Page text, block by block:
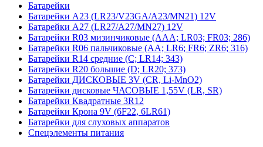
Батарейки
Батарейки A23 (LR23/V23GA/A23/MN21) 12V
Батарейки A27 (LR27/A27/MN27) 12V
Батарейки R03 мизинчиковые (AAA; LR03; FR03; 286)
Батарейки R06 пальчиковые (AA; LR6; FR6; ZR6; 316)
Батарейки R14 средние (C; LR14; 343)
Батарейки R20 большие (D; LR20; 373)
Батарейки ДИСКОВЫЕ 3V (CR, Li-MnO2)
Батарейки дисковые ЧАСОВЫЕ 1,55V (LR, SR)
Батарейки Квадратные 3R12
Батарейки Крона 9V (6F22, 6LR61)
Батарейки для слуховых аппаратов
Спецэлементы питания